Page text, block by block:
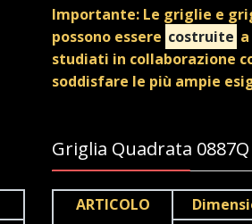
Importante: Le griglie e
possono essere costruite
studiati in collaborazione
soddisfare le più ampie
Griglia Quadrata 0887Q
ARTICOLO